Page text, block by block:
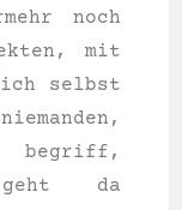
noch
mit
selbst
begriff,
da